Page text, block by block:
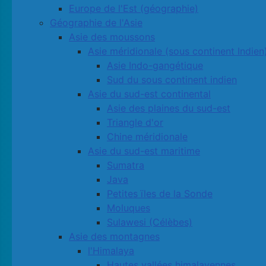
Europe de l'Est (géographie)
Géographie de l'Asie
Asie des moussons
Asie méridionale (sous continent
Asie Indo-gangétique
Sud du sous continent indien
Asie du sud-est continental
Asie des plaines du sud-est
Triangle d'or
Chine méridionale
Asie du sud-est maritime
Sumatra
Java
Petites ïles de la Sonde
Moluques
Sulawesi (Célèbes)
Asie des montagnes
l'Himalaya